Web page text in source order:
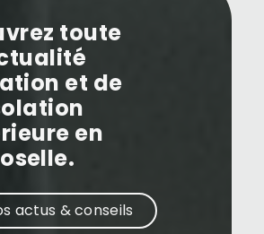
toute
et de
en
actus & conseils